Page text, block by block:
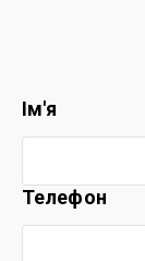
Ім'я
Телефон